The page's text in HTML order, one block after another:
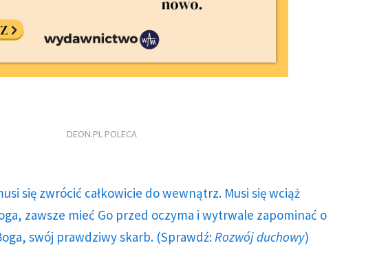
DEON.PL POLECA
się zwrócić całkowicie do wewnątrz. Musi się wciąż
zawsze mieć Go przed oczyma i wytrwale zapominać o
swój prawdziwy skarb. (Sprawdź: Rozwój duchowy)